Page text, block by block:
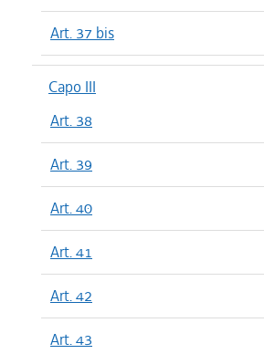
Art. 37 bis
Capo III
Art. 38
Art. 39
Art. 40
Art. 41
Art. 42
Art. 43